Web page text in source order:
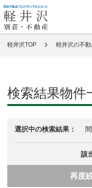
軽井沢TOP 軽井沢の不
検索結果物件
選択中の検索結果：
該
再度